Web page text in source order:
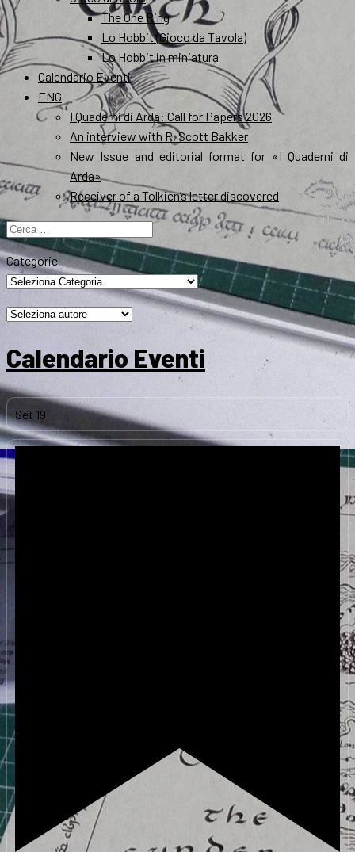
The One Ring
Lo Hobbit (Gioco da Tavola)
Lo Hobbit in miniatura
Calendario Eventi
ENG
I Quaderni di Arda: Call for Papers 2026
An interview with R. Scott Bakker
New Issue and editorial format for «I Quaderni di
Arda»
Receiver of a Tolkien’s letter discovered
Ricerca
per:
Categorie
Calendario Eventi
Set 19